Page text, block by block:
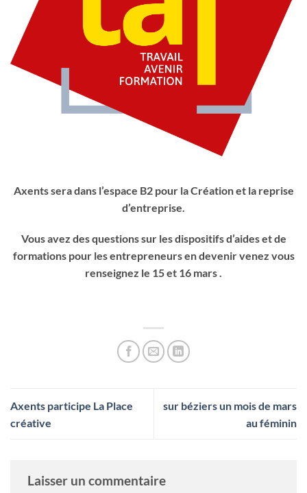
Axents sera dans l’espace B2 pour la Création et la reprise
d’entreprise.
Vous avez des questions sur les dispositifs d’aides et de
formations pour les entrepreneurs en devenir venez vous
renseignez le 15 et 16 mars .
Axents participe La Place
créative
sur béziers un mois de mars
au féminin
Laisser un commentaire